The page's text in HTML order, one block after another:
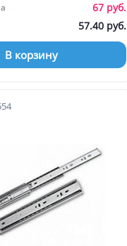
67 руб.
57.40 руб.
В корзину